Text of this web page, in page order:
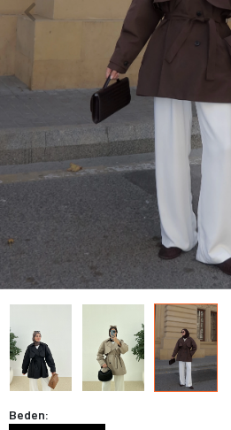
Beden: